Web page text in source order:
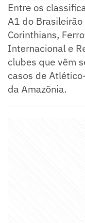
Entre os
A1 do
Corinthians,
Internacional e
clubes que vêm
casos de
da Amazônia.